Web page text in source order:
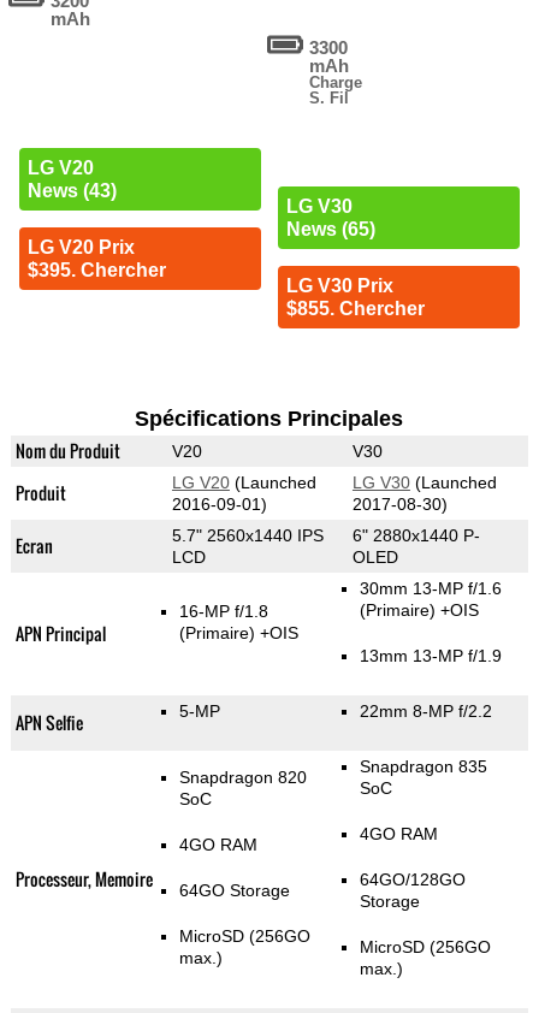
mAh
LG V20
News (43)
LG V20 Prix
$395. Chercher
3300
mAh
Charge
S. Fil
LG V30
News (65)
LG V30 Prix
$855. Chercher
Spécifications Principales
Nom du Produit V20 V30
Produit LG V20(Launched
2016-09-01)
LG V30(Launched
2017-08-30)
Ecran
5.7" 2560x1440 IPS
LCD
6" 2880x1440 P-
OLED
APN Principal
16-MP f/1.8
(Primaire) +OIS
30mm 13-MP f/1.6
(Primaire) +OIS
13mm 13-MP f/1.9
APN Selfie 5-MP 22mm 8-MP f/2.2
Processeur, Memoire
Snapdragon 820
SoC
4GO RAM
64GO Storage
MicroSD (256GO
max.)
Snapdragon 835
SoC
4GO RAM
64GO/128GO
Storage
MicroSD (256GO
max.)